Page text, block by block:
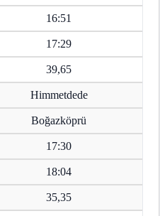
16:51
17:29
39,65
Himmetdede
Boğazköprü
17:30
18:04
35,35